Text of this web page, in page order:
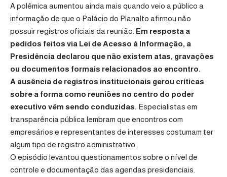
A polêmica aumentou ainda mais quando veio a público a
informação de que o Palácio do Planalto afirmou não
possuir registros oficiais da reunião. Em resposta a
pedidos feitos via Lei de Acesso à Informação, a
Presidência declarou que não existem atas, gravações
ou documentos formais relacionados ao encontro.
A ausência de registros institucionais gerou críticas
sobre a forma como reuniões no centro do poder
executivo vêm sendo conduzidas. Especialistas em
transparência pública lembram que encontros com
empresários e representantes de interesses costumam ter
algum tipo de registro administrativo.
O episódio levantou questionamentos sobre o nível de
controle e documentação das agendas presidenciais.